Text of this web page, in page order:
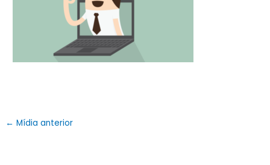
← Mídia anterior